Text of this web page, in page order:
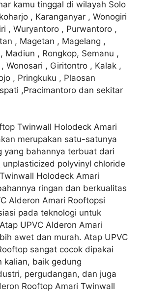
kamu tinggal di wilayah Solo
, Karanganyar , Wonogiri
, Wuryantoro , Purwantoro ,
, Magetan , Magelang ,
Madiun , Rongkop, Semanu ,
Wonosari , Giritontro , Kalak ,
, Pringkuku , Plaosan
,Pracimantoro dan sekitar
Twinwall Holodeck Amari
merupakan satu-satunya
yang bahannya terbuat dari
unplasticized polyvinyl chloride
Holodeck Amari
ringan dan berkualitas
Alderon Amari Rooftopsi
pada teknologi untuk
UPVC Alderon Amari
awet dan murah. Atap UPVC
sangat cocok dipakai
kalian, baik gedung
pergudangan, dan juga
Rooftop Amari Twinwall